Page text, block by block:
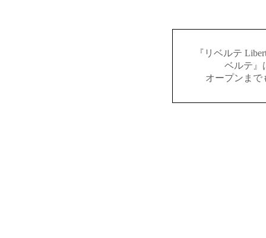
『リベルテ
ベルテ』
オープンまで